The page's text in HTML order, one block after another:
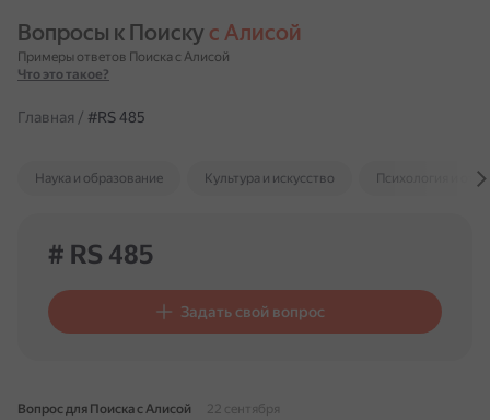
Вопросы к Поиску с Алисой
Примеры ответов Поиска с Алисой
Что это такое?
Главная / #RS 485
Наука и образование Культура и искусство Психология и
# RS 485
Задать свой вопрос
Вопрос для Поиска с Алисой
22 сентября